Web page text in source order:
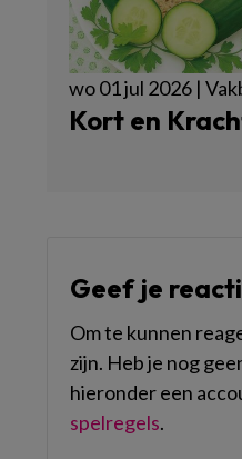
wo 01 jul 2026 |
Kort en
Geef je
Om te kunnen
zijn. Heb je nog
hieronder een
spelregels.